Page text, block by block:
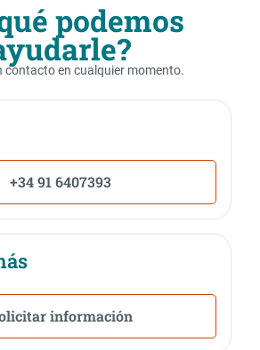
podemos
contacto en cualquier momento.
+34 91 6407393
información